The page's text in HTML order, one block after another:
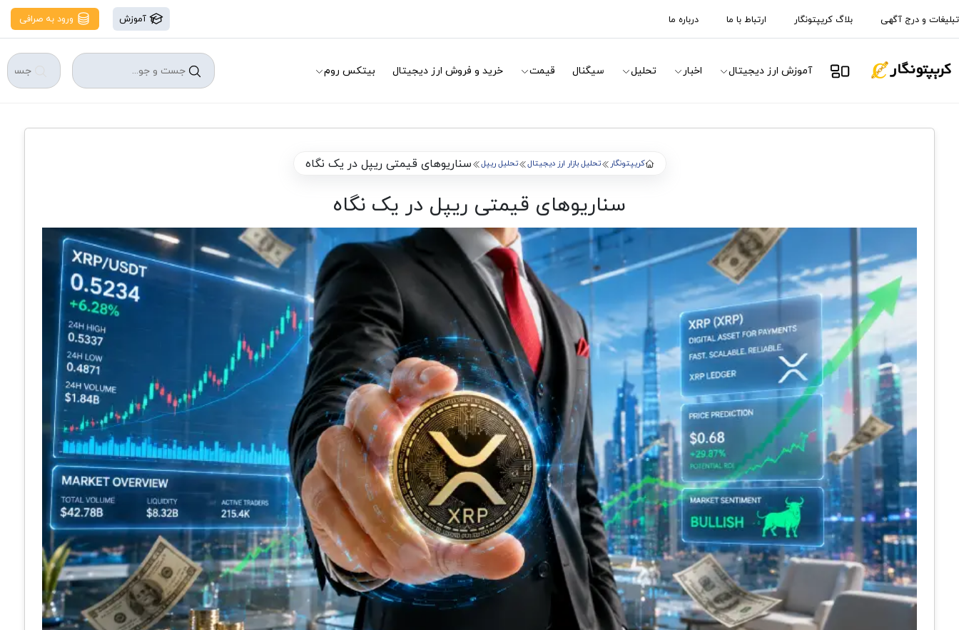
تبلیغات و درج آگهی بلاگ کریپتونگار ارتباط با ما درباره ما آموزش ورود به صرافی
آموزش ارز دیجیتال اخبار تحلیل سیگنال قیمت خرید و فروش ارز دیجیتال بیتکس روم
کریپتونگار تحلیل بازار ارز دیجیتال تحلیل ریپل سناریوهای قیمتی ریپل در یک نگاه
سناریوهای قیمتی ریپل در یک نگاه